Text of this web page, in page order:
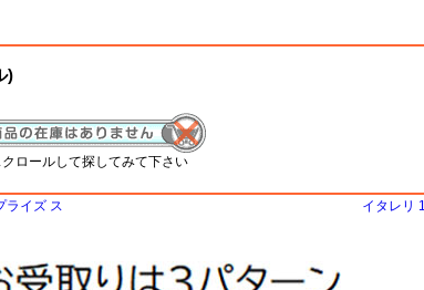
)
ロールして探してみて下さい
ライズ ス
イタレリ